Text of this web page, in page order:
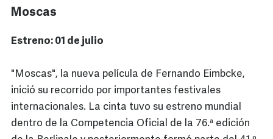
Moscas
Estreno: 01 de julio
"Moscas", la nueva película de Fernando Eimbcke,
inició su recorrido por importantes festivales
internacionales. La cinta tuvo su estreno mundial
dentro de la Competencia Oficial de la 76.ª edición